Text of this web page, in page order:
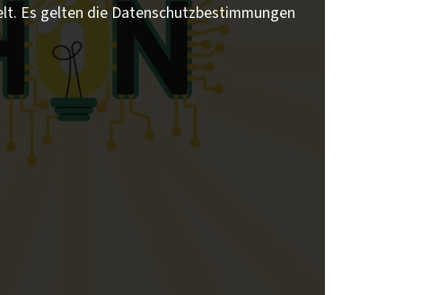
Es gelten die Datenschutzbestimmungen